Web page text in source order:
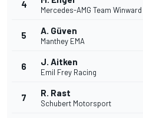
4
Mercedes-AMG Team Winward
5 A. Güven
Manthey EMA
6 J. Aitken
Emil Frey Racing
7 R. Rast
Schubert Motorsport